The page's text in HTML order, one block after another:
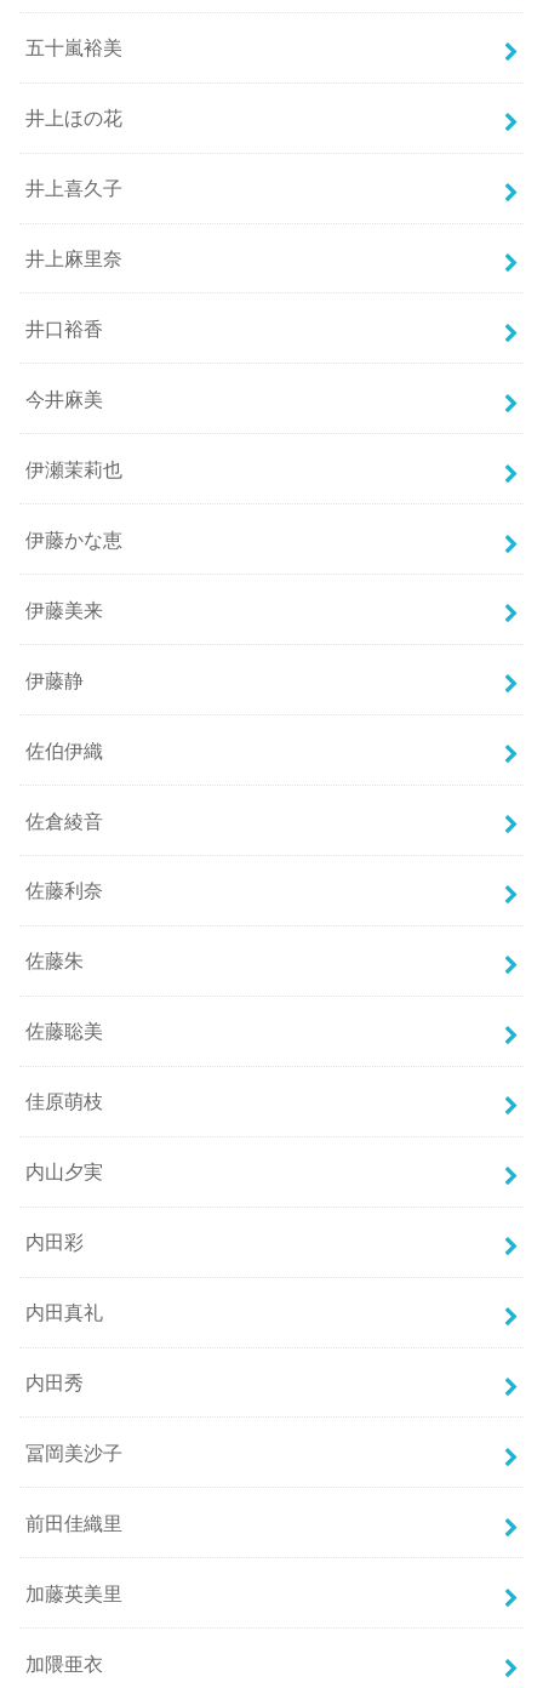
五十嵐裕美
井上ほの花
井上喜久子
井上麻里奈
井口裕香
今井麻美
伊瀬茉莉也
伊藤かな恵
伊藤美来
伊藤静
佐伯伊織
佐倉綾音
佐藤利奈
佐藤朱
佐藤聡美
佳原萌枝
内山夕実
内田彩
内田真礼
内田秀
冨岡美沙子
前田佳織里
加藤英美里
加隈亜衣